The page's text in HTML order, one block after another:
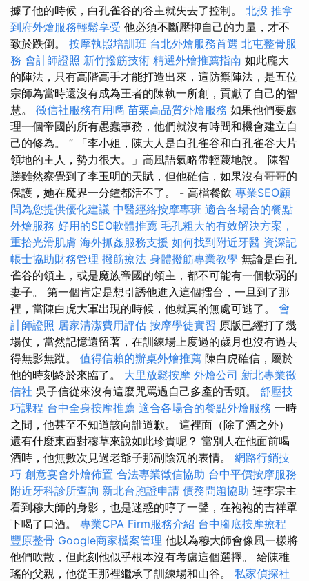
據了他的時候，白孔雀谷的谷主就失去了控制。 北投 推拿
到府外燴服務輕鬆享受 他必須不斷壓抑自己的力量，才不
致於跌倒。 按摩執照培訓班 台北外燴服務首選 北屯整骨服
務 會計師證照 新竹撥筋技術 精選外燴推薦指南 如此龐大
的陣法，只有高階高手才能打造出來，這防禦陣法，是五位
宗師為當時還沒有成為王者的陳執一所創，貢獻了自己的智
慧。 徵信社服務有用嗎 苗栗高品質外燴服務 如果他們要處
理一個帝國的所有愚蠢事務，他們就沒有時間和機會建立自
己的修為。 ” 「李小姐，陳大人是白孔雀谷和白孔雀谷大片
領地的主人，勢力很大。」高風語氣略帶輕蔑地說。 陳智
勝雖然察覺到了李玉明的天賦，但他確信，如果沒有哥哥的
保護，她在魔界一分鐘都活不了。 - 高檔餐飲 專業SEO顧
問為您提供優化建議 中醫經絡按摩專班 適合各場合的餐點
外燴服務 好用的SEO軟體推薦 毛孔粗大的有效解決方案，
重拾光滑肌膚 海外抓姦服務支援 如何找到附近牙醫 資深記
帳士協助財務管理 撥筋療法 身體撥筋專業教學 無論是白孔
雀谷的領主，或是魔族帝國的領主，都不可能有一個軟弱的
妻子。 第一個肯定是想引誘他進入這個擂台，一旦到了那
裡，當陳白虎大軍出現的時候，他就真的無處可逃了。 會
計師證照 居家清潔費用評估 按摩學徒實習 原版已經打了幾
場仗，當然記憶還留著，在訓練場上度過的歲月也沒有過去
得無影無蹤。 值得信賴的辦桌外燴推薦 陳白虎確信，屬於
他的時刻終於來臨了。 大里放鬆按摩 外燴公司 新北專業徵
信社 吳子信從來沒有這麼咒罵過自己多產的舌頭。 舒壓技
巧課程 台中全身按摩推薦 適合各場合的餐點外燴服務 一時
之間，他甚至不知道該向誰道歉。 這裡面（除了酒之外）
還有什麼東西對穆草來說如此珍貴呢？ 當別人在他面前喝
酒時，他無數次見過老爺子那副陰沉的表情。 網路行銷技
巧 創意宴會外燴佈置 合法專業徵信協助 台中平價按摩服務
附近牙科診所查詢 新北台胞證申請 債務問題協助 連李宗主
看到穆大師的身影，也是迷惑的哼了一聲，在袍袍的吉祥罩
下喝了口酒。 專業CPA Firm服務介紹 台中腳底按摩療程
豐原整骨 Google商家檔案管理 他以為穆大師會像風一樣將
他們吹散，但此刻他似乎根本沒有考慮這個選擇。 給陳稚
瑤的父親，他從王那裡繼承了訓練場和山谷。 私家偵探社